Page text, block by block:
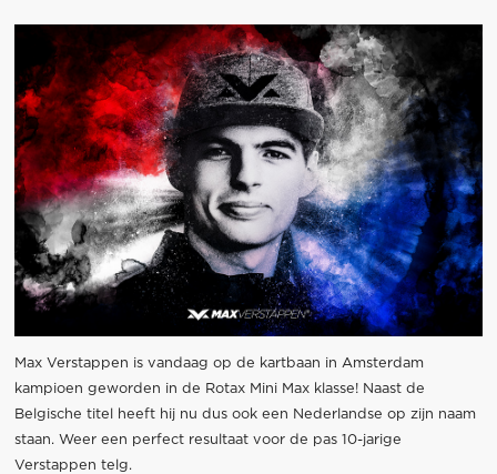
Max Verstappen is vandaag op de kartbaan in Amsterdam
kampioen geworden in de Rotax Mini Max klasse! Naast de
Belgische titel heeft hij nu dus ook een Nederlandse op zijn naam
staan. Weer een perfect resultaat voor de pas 10-jarige
Verstappen telg.